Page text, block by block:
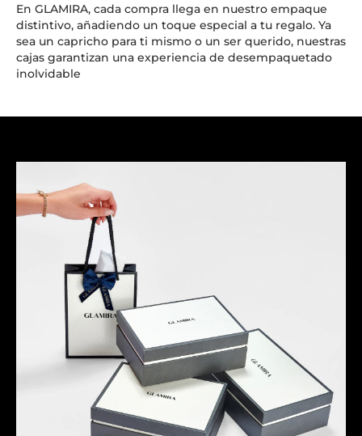
En GLAMIRA, cada compra llega en nuestro empaque
distintivo, añadiendo un toque especial a tu regalo. Ya
sea un capricho para ti mismo o un ser querido, nuestras
cajas garantizan una experiencia de desempaquetado
inolvidable